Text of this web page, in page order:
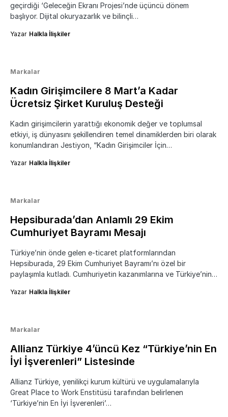
geçirdiği ‘Geleceğin Ekranı Projesi’nde üçüncü dönem
başlıyor. Dijital okuryazarlık ve bilinçli…
Yazar Halkla İlişkiler
Markalar
Kadın Girişimcilere 8 Mart’a Kadar
Ücretsiz Şirket Kuruluş Desteği
Kadın girişimcilerin yarattığı ekonomik değer ve toplumsal
etkiyi, iş dünyasını şekillendiren temel dinamiklerden biri olarak
konumlandıran Jestiyon, “Kadın Girişimciler İçin…
Yazar Halkla İlişkiler
Markalar
Hepsiburada’dan Anlamlı 29 Ekim
Cumhuriyet Bayramı Mesajı
Türkiye’nin önde gelen e-ticaret platformlarından
Hepsiburada, 29 Ekim Cumhuriyet Bayramı’nı özel bir
paylaşımla kutladı. Cumhuriyetin kazanımlarına ve Türkiye’nin…
Yazar Halkla İlişkiler
Markalar
Allianz Türkiye 4’üncü Kez “Türkiye’nin En
İyi İşverenleri” Listesinde
Allianz Türkiye, yenilikçi kurum kültürü ve uygulamalarıyla
Great Place to Work Enstitüsü tarafından belirlenen
‘Türkiye’nin En İyi İşverenleri’…